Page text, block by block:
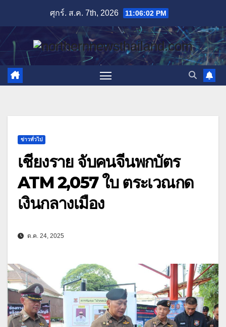
content
ศุกร์. ส.ค. 7th, 2026 11:06:03 PM
ข่าวทั่วไป
เชียงราย จับคนจีนพกบัตร
ATM 2,057 ใบ ตระเวณกด
เงินกลางเมือง
ต.ค. 24, 2025